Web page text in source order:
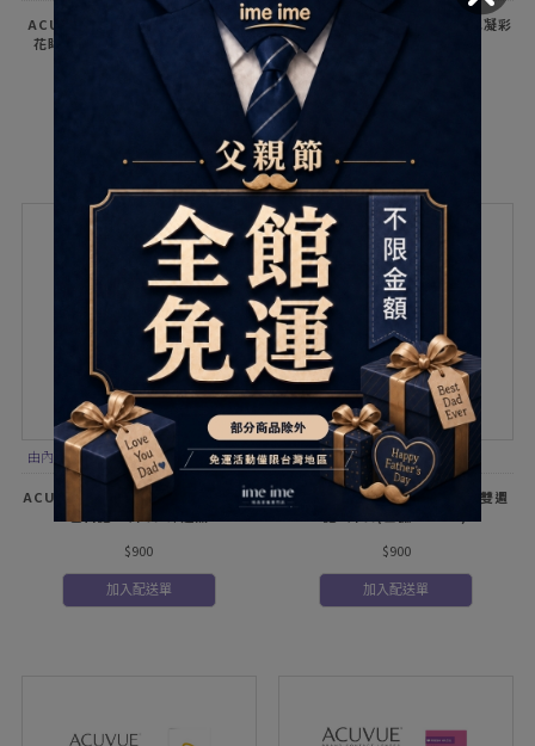
ACUVUE define安視優睛漾水凝
花眸系列彩色日拋10片裝-銀葉灰
細緻，再加上外環圈提亮對比更有神
ACUVUE安視優define睛漾水凝彩
色日拋30片裝-璀璨棕
由內層提亮天生眼色、外層堆疊玩色更
細緻，再加上外環圈提亮對比更有神
ACUVUE安視優define睛漾水凝彩
$900
加入配送單
ACUVUE安視優Oasys歐舒適雙週
$900
加入配送單